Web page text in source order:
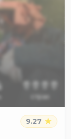
страх
9.27